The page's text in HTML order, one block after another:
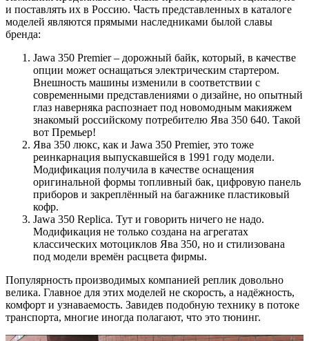
и поставлять их в Россию. Часть представленных в каталоге
моделей являются прямыми наследниками былой славы
бренда:
Jawa 350 Premier – дорожный байк, который, в качестве
опции может оснащаться электрическим стартером.
Внешность машины изменили в соответствии с
современными представлениями о дизайне, но опытный
глаз наверняка распознает под новомодным макияжем
знакомый российскому потребителю Ява 350 640. Такой
вот Премьер!
Ява 350 люкс, как и Jawa 350 Premier, это тоже
реинкарнация выпускавшейся в 1991 году модели.
Модификация получила в качестве оснащения
оригинальной формы топливный бак, цифровую панель
приборов и закреплённый на багажнике пластиковый
кофр.
Jawa 350 Replica. Тут и говорить ничего не надо.
Модификация не только создана на агрегатах
классических мотоциклов Ява 350, но и стилизована
под модели времён расцвета фирмы.
Популярность производимых компанией реплик довольно
велика. Главное для этих моделей не скорость, а надёжность,
комфорт и узнаваемость. Завидев подобную технику в потоке
транспорта, многие иногда полагают, что это тюнинг.